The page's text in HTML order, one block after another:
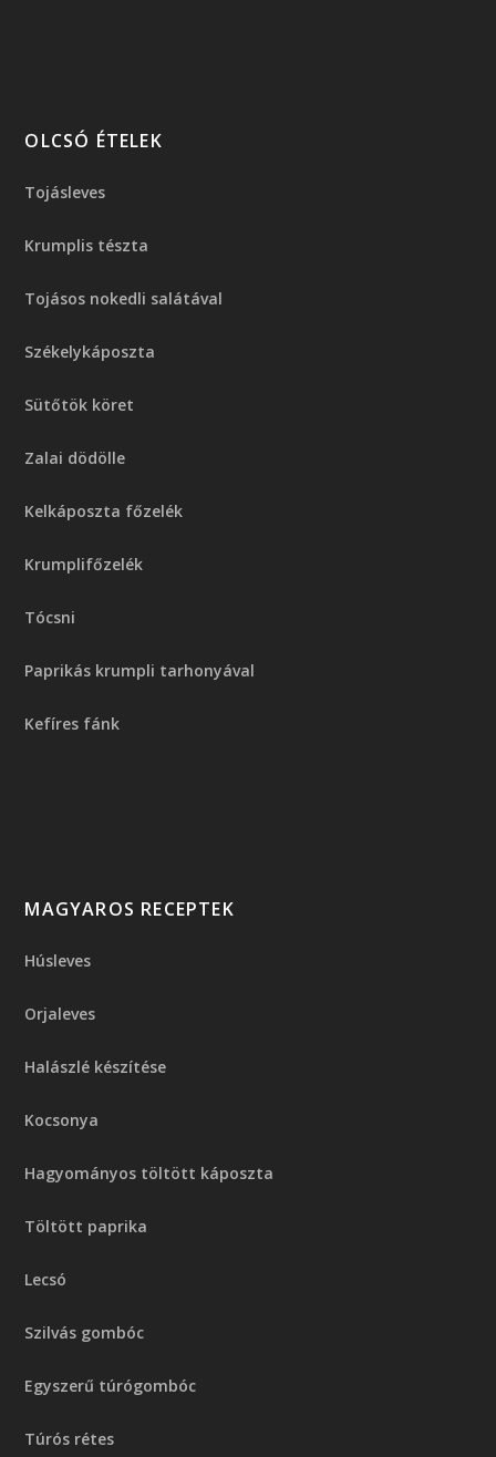
OLCSÓ ÉTELEK
Tojásleves
Krumplis tészta
Tojásos nokedli salátával
Székelykáposzta
Sütőtök köret
Zalai dödölle
Kelkáposzta főzelék
Krumplifőzelék
Tócsni
Paprikás krumpli tarhonyával
Kefíres fánk
MAGYAROS RECEPTEK
Húsleves
Orjaleves
Halászlé készítése
Kocsonya
Hagyományos töltött káposzta
Töltött paprika
Lecsó
Szilvás gombóc
Egyszerű túrógombóc
Túrós rétes